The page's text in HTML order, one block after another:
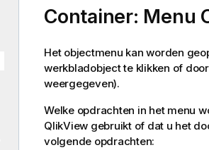
Container: Menu
Het objectmenu kan worden
werkbladobject te klikken of
weergegeven).
Welke opdrachten in het menu
QlikView gebruikt of dat u het
volgende opdrachten: